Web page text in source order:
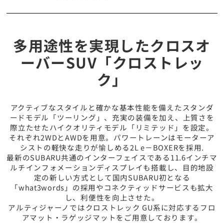
多用途性を実現したクロスオ
ーバーSUV「クロストレッ
ク」
アクティブなスタイルと確かな基本性能を備えたスタンダ
ードモデル「ツーリング」、充実の装備を加え、上質さを
際立たせたハイクオリティモデル「リミテッド」を設定。
それぞれ2WDとAWDを用意。パワートレーンはモーターア
シストの軽快な走りが愉しめる2L e－BOXERを採用.
最新のSUBARU共通のインターフェイスである11.6インチマ
ルチインフォメーションディスプレイも搭載し、目的地設
定の新しい方式として国内SUBARU初となる
「what3words」の採用やコネクティッドサービスも拡大
し、利便性を向上させた。
アルティジャーノではクロストレック GU系に対応するフロ
アマット・ラゲッジマットをご用意しております。